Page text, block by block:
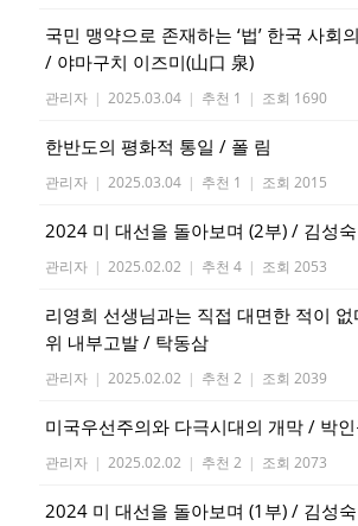
국민 맹약으로 존재하는 ‘법’ 한국 사회
/ 야마구치 이즈미(山口 泉)
관리자 | 2025.03.04 | 추천 1 | 조회 1690
한반도의 평화적 통일 / 폴 림
관리자 | 2025.03.04 | 추천 1 | 조회 2015
2024 미 대선을 돌아보며 (2부) / 김성숙
관리자 | 2025.02.02 | 추천 4 | 조회 2053
리영희 선생님과는 직접 대면한 적이
위 내부고발 / 탁동삼
관리자 | 2025.02.02 | 추천 2 | 조회 2039
미국우선주의와 다극시대의 개막 / 박
관리자 | 2025.02.02 | 추천 2 | 조회 2073
2024 미 대선을 돌아보며 (1부) / 김성숙